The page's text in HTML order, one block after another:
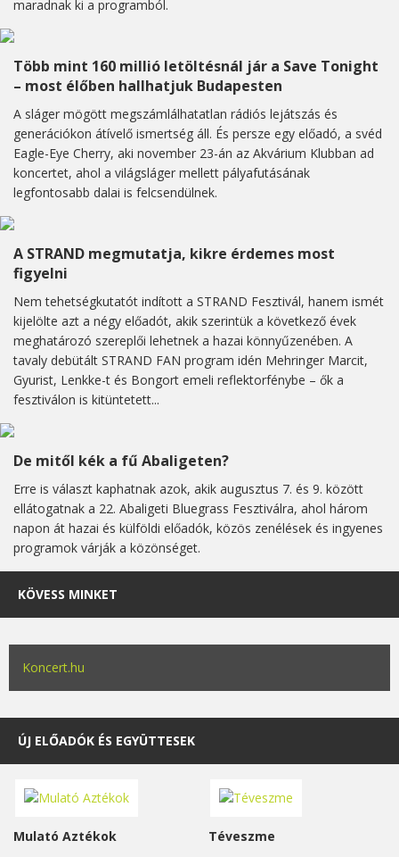
maradnak ki a programból.
Több mint 160 millió letöltésnál jár a Save Tonight
– most élőben hallhatjuk Budapesten
A sláger mögött megszámlálhatatlan rádiós lejátszás és
generációkon átívelő ismertség áll. És persze egy előadó, a svéd
Eagle-Eye Cherry, aki november 23-án az Akvárium Klubban ad
koncertet, ahol a világsláger mellett pályafutásának
legfontosabb dalai is felcsendülnek.
A STRAND megmutatja, kikre érdemes most
figyelni
Nem tehetségkutatót indított a STRAND Fesztivál, hanem ismét
kijelölte azt a négy előadót, akik szerintük a következő évek
meghatározó szereplői lehetnek a hazai könnyűzenében. A
tavaly debütált STRAND FAN program idén Mehringer Marcit,
Gyurist, Lenkke-t és Bongort emeli reflektorfénybe – ők a
fesztiválon is kitüntetett...
De mitől kék a fű Abaligeten?
Erre is választ kaphatnak azok, akik augusztus 7. és 9. között
ellátogatnak a 22. Abaligeti Bluegrass Fesztiválra, ahol három
napon át hazai és külföldi előadók, közös zenélések és ingyenes
programok várják a közönséget.
KÖVESS MINKET
Koncert.hu
ÚJ ELŐADÓK ÉS EGYÜTTESEK
Mulató Aztékok Téveszme